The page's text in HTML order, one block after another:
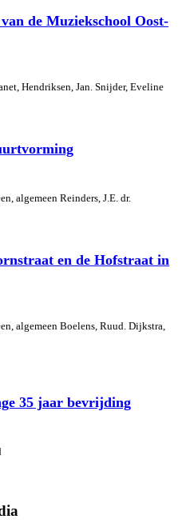
de Muziekschool Oost-
Hendriksen, Jan. Snijder, Eveline
algemeen Reinders, J.E. dr.
en de Hofstraat in
algemeen Boelens, Ruud. Dijkstra,
35 jaar bevrijding